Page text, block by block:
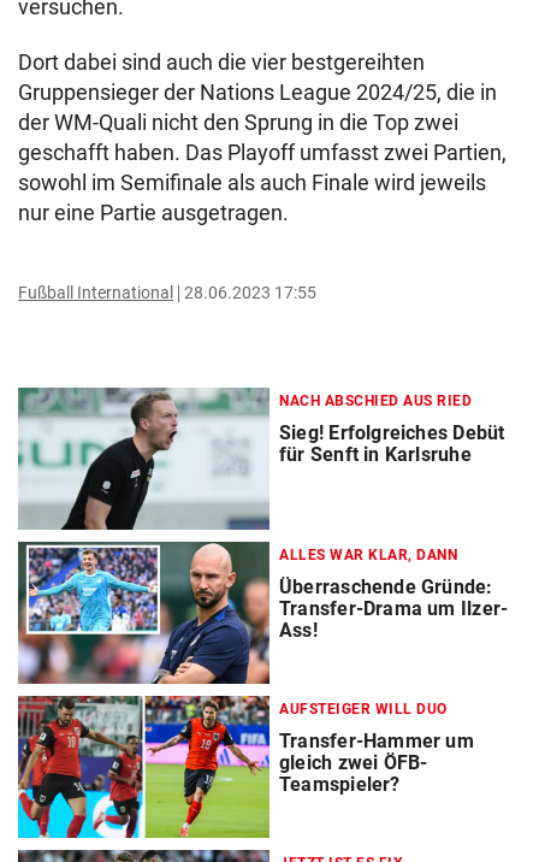
versuchen.
Dort dabei sind auch die vier bestgereihten
Gruppensieger der Nations League 2024/25, die in
der WM-Quali nicht den Sprung in die Top zwei
geschafft haben. Das Playoff umfasst zwei Partien,
sowohl im Semifinale als auch Finale wird jeweils
nur eine Partie ausgetragen.
Fußball International 28.06.2023 17:55
NACH ABSCHIED AUS RIED
Sieg! Erfolgreiches Debüt
für Senft in Karlsruhe
ALLES WAR KLAR, DANN
Überraschende Gründe:
Transfer-Drama um Ilzer-
Ass!
AUFSTEIGER WILL DUO
Transfer-Hammer um
gleich zwei ÖFB-
Teamspieler?